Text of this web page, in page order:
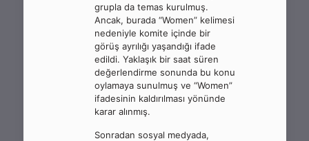
grupla da temas kurulmuş.
Ancak, burada “Women” kelimesi
nedeniyle komite içinde bir
görüş ayrılığı yaşandığı ifade
edildi. Yaklaşık bir saat süren
değerlendirme sonunda bu konu
oylamaya sunulmuş ve “Women”
ifadesinin kaldırılması yönünde
karar alınmış.
Sonradan sosyal medyada,